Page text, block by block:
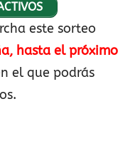
este sorteo
hasta el próximo
el que podrás